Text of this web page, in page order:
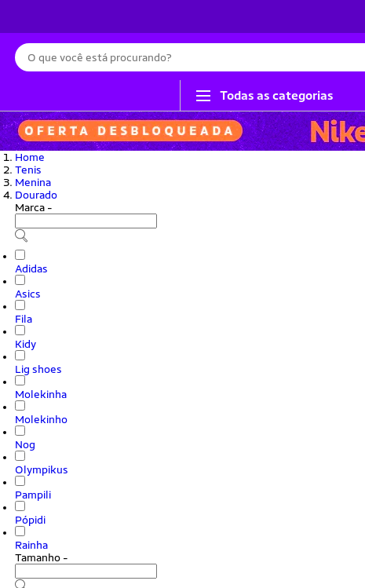
Busca
Todas as categorias
Home
Tenis
Menina
Dourado
Marca -
Adidas
Asics
Fila
Kidy
Lig shoes
Molekinha
Molekinho
Nog
Olympikus
Pampili
Pópidi
Rainha
Tamanho -